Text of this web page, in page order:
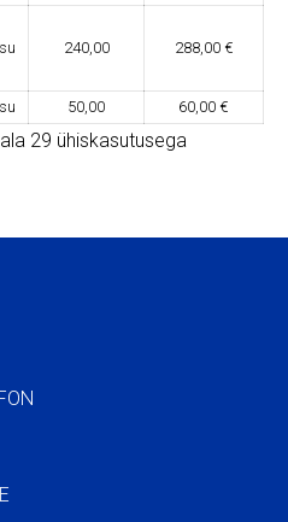
240,00 288,00 €
50,00 60,00 €
29 ühiskasutusega